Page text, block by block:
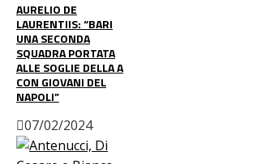
AURELIO DE
LAURENTIIS: “BARI
UNA SECONDA
SQUADRA PORTATA
ALLE SOGLIE DELLA A
CON GIOVANI DEL
NAPOLI”
07/02/2024